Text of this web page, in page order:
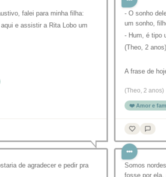
falei para minha filha:
e assistir a Rita Lobo um
- O sonho
um sonho,
- Hum, é tipo
(Theo, 2
A frase de
(Theo, 2 anos)
❤️ Amor e
de agradecer e pedir pra
Somos
fosse por